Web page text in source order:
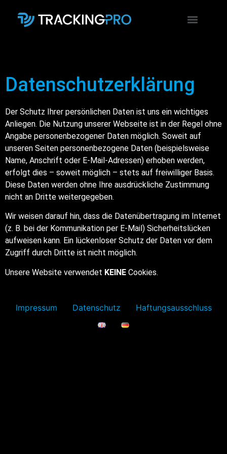
Datenschutzerklärung
Der Schutz Ihrer persönlichen Daten ist uns ein wichtiges
Anliegen. Die Nutzung unserer Webseite ist in der Regel ohne
Angabe personenbezogener Daten möglich. Soweit auf
unseren Seiten personenbezogene Daten (beispielsweise
Name, Anschrift oder E-Mail-Adressen) erhoben werden,
erfolgt dies – soweit möglich – stets auf freiwilliger Basis.
Diese Daten werden ohne Ihre ausdrückliche Zustimmung
nicht an Dritte weitergegeben.
Wir weisen darauf hin, dass die Datenübertragung im Internet
(z. B. bei der Kommunikation per E-Mail) Sicherheitslücken
aufweisen kann. Ein lückenloser Schutz der Daten vor dem
Zugriff durch Dritte ist nicht möglich.
Unsere Website verwendet KEINE Cookies.
Impressum Datenschutz Haftungsausschluss